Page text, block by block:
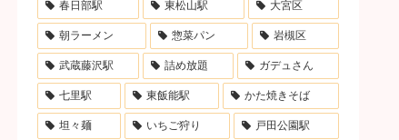
春日部駅 東松山駅 大宮区
朝ラーメン 惣菜パン 岩槻区
武蔵藤沢駅 詰め放題 ガデュさん
七里駅 東飯能駅 かた焼きそば
坦々麺 いちご狩り 戸田公園駅